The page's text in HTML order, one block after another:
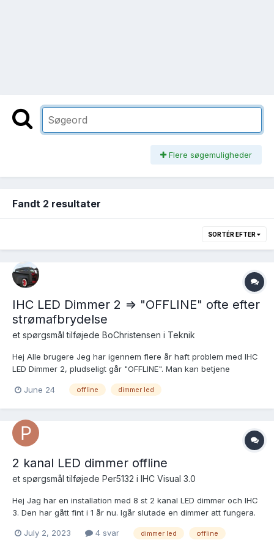
Flere søgemuligheder
Fandt 2 resultater
SORTÉR EFTER
IHC LED Dimmer 2 => "OFFLINE" ofte efter
strømafbrydelse
et spørgsmål tilføjede BoChristensen i Teknik
Hej Alle brugere Jeg har igennem flere år haft problem med IHC
LED Dimmer 2, pludseligt går "OFFLINE". Man kan betjene
virker tilsyneladende hver gang (hos mig) CHAT MED LK Support:
June 24 offline dimmer led
2 kanal LED dimmer offline
et spørgsmål tilføjede Per5132 i IHC Visual 3.0
Hej Jag har en installation med 8 st 2 kanal LED dimmer och IHC
3. Den har gått fint i 1 år nu. Igår slutade en dimmer att fungera.
"dimmer" så är det ett felmeddelande "error message offline"
July 2, 2023 4 svar dimmer led offline